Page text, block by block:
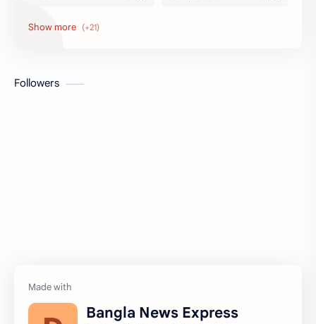
Honors
Model Test
প্রতিবেদন
ভাষণ রচনা
Followers
Bangla News Express